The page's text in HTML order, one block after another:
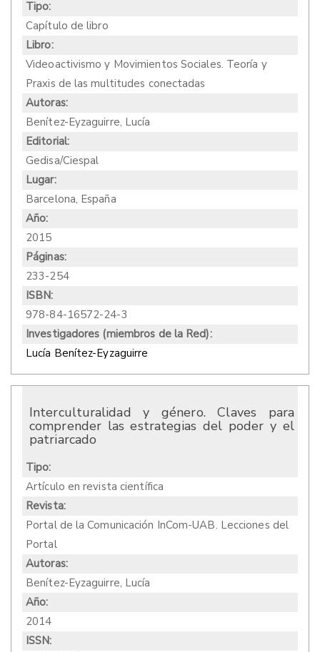
Tipo:
Capítulo de libro
Libro:
Videoactivismo y Movimientos Sociales. Teoría y
Praxis de las multitudes conectadas
Autoras:
Benítez-Eyzaguirre, Lucía
Editorial:
Gedisa/Ciespal
Lugar:
Barcelona, España
Año:
2015
Páginas:
233-254
ISBN:
978-84-16572-24-3
Investigadores (miembros de la Red):
Lucía Benítez-Eyzaguirre
Interculturalidad y género. Claves para
comprender las estrategias del poder y el
patriarcado
Tipo:
Artículo en revista científica
Revista:
Portal de la Comunicación InCom-UAB. Lecciones del
Portal
Autoras:
Benítez-Eyzaguirre, Lucía
Año:
2014
ISSN: